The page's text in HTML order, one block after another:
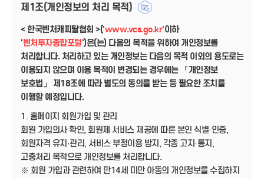
제1조(개인정보의 처리 목적)
< 한국벤처캐피탈협회 >('www.vcs.go.kr'이하
'벤처투자종합포털')은(는) 다음의 목적을 위하여 개인정보를
처리합니다. 처리하고 있는 개인정보는 다음의 목적 이외의 용도로는
이용되지 않으며 이용 목적이 변경되는 경우에는 「개인정보
보호법」 제18조에 따라 별도의 동의를 받는 등 필요한 조치를
이행할 예정입니다.
1. 홈페이지 회원가입 및 관리
회원 가입의사 확인, 회원제 서비스 제공에 따른 본인 식별·인증,
회원자격 유지·관리, 서비스 부정이용 방지, 각종 고지·통지,
고충처리 목적으로 개인정보를 처리합니다.
※ 회원 가입과 관련하여 만14세 미만 아동의 개인정보를 수집하지